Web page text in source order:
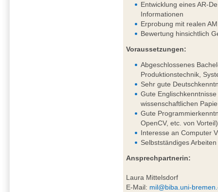
Entwicklung eines AR-
Informationen
Erprobung mit realen
Bewertung hinsichtlich
Voraussetzungen:
Abgeschlossenes
Produktionstechnik,
Sehr gute
Gute
wissenschaftlichen
Gute
OpenCV, etc. von Vorteil)
Interesse an Computer
Selbstständiges
Ansprechpartnerin:
Laura Mittelsdorf
E-Mail: mil@biba.uni-